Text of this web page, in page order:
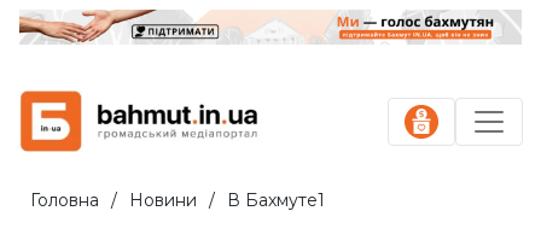
Головна Новини В Бахмуте1